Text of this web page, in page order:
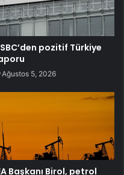
pozitif Türkiye
Ağustos 5, 2026
Başkanı Birol, petrol